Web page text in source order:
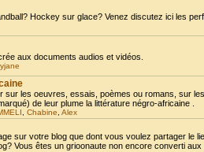
Hockey sur glace? Venez discutez ici les
aux documents audios et vidéos.
sur les oeuvres, essais, poèmes ou romans, sur
de leur plume la littérature négro-africaine .
Chabine Alex
sur votre blog que dont vous voulez partager le
Vous êtes un grioonaute non encore converti